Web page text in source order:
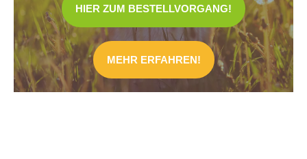
HIER ZUM BESTELLVORGANG!
MEHR ERFAHREN!